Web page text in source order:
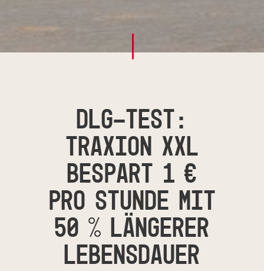
DLG-TEST:
TRAXION XXL
BESPART 1 €
PRO STUNDE MIT
50 % LÄNGERER
LEBENSDAUER